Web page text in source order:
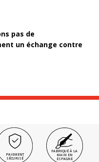
pas de
un échange contre
PAIEMENT
SÉCURISÉ
FABRIQUÉ À LA
MAIN EN
ESPAGNE